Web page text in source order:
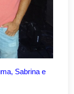
Sabrina e